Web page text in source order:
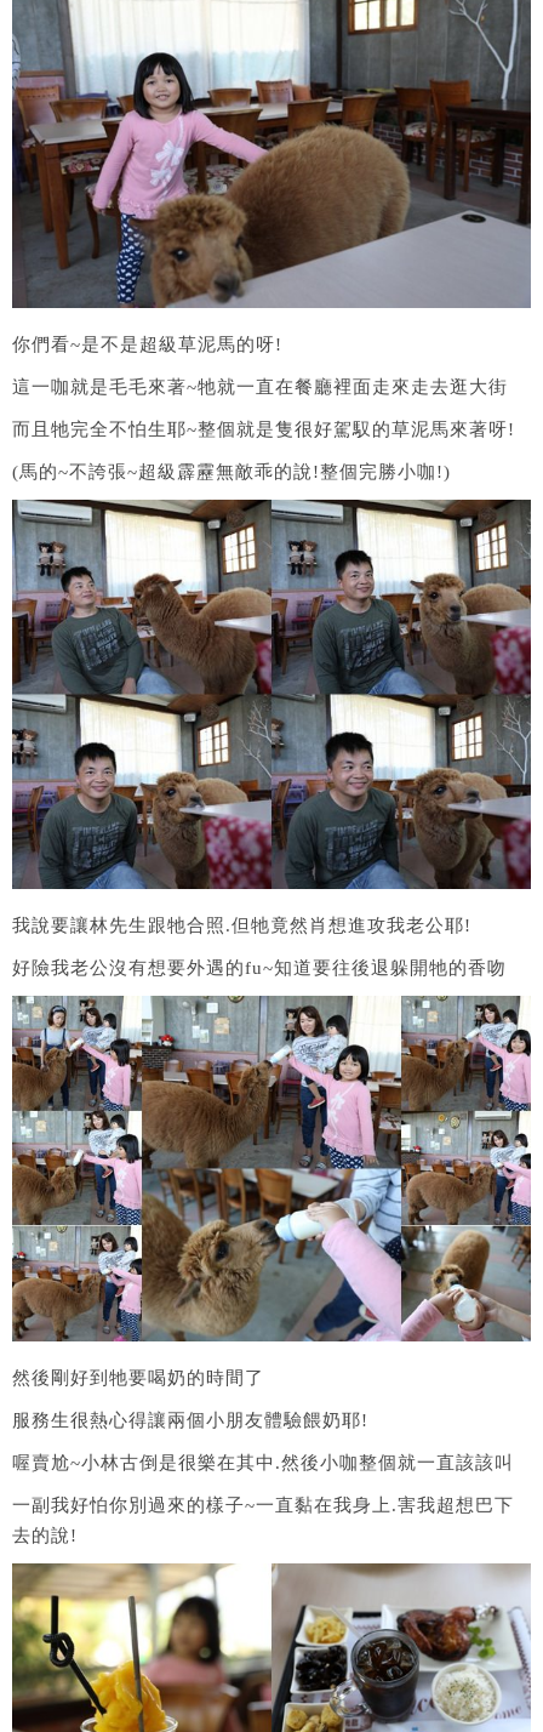
你們看~是不是超級草泥馬的呀!
這一咖就是毛毛來著~牠就一直在餐廳裡面走來走去逛大街
而且牠完全不怕生耶~整個就是隻很好駕馭的草泥馬來著呀!
(馬的~不誇張~超級霹靂無敵乖的說!整個完勝小咖!)
我說要讓林先生跟牠合照.但牠竟然肖想進攻我老公耶!
好險我老公沒有想要外遇的fu~知道要往後退躲開牠的香吻
然後剛好到牠要喝奶的時間了
服務生很熱心得讓兩個小朋友體驗餵奶耶!
喔賣尬~小林古倒是很樂在其中.然後小咖整個就一直該該叫
一副我好怕你別過來的樣子~一直黏在我身上.害我超想巴下
去的說!